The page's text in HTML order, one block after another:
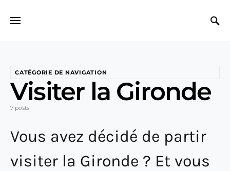
CATÉGORIE DE NAVIGATION
Visiter la Gironde
7 posts
Vous avez décidé de partir
visiter la Gironde ? Et vous